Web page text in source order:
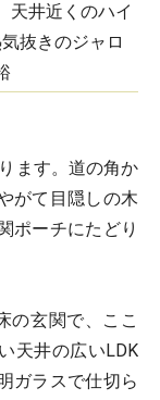
天井近くのハイ
抜きのジャロ
ます。道の角か
がて目隠しの木
ポーチにたどり
の玄関で、ここ
天井の広いLDK
ガラスで仕切ら